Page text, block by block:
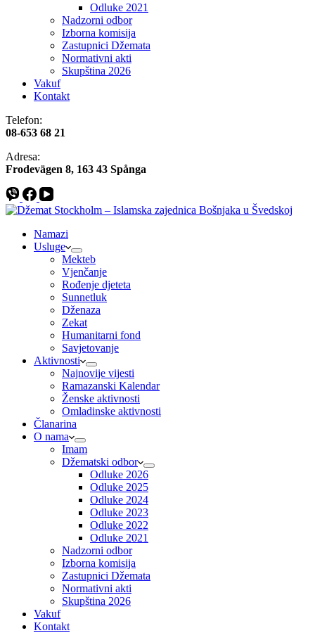
Odluke 2021
Nadzorni odbor
Izborna komisija
Zastupnici Džemata
Normativni akti
Skupština 2026
Vakuf
Kontakt
Telefon:
08-653 68 21
Adresa:
​​Frodevägen 8, 163 43 Spånga
Namazi
Usluge
Mekteb
Vjenčanje
Rođenje djeteta
Sunnetluk
Dženaza
Zekat
Humanitarni fond
Savjetovanje
Aktivnosti
Najnovije vijesti
Ramazanski Kalendar
Ženske aktivnosti
Omladinske aktivnosti
Članarina
O nama
Imam
Džematski odbor
Odluke 2026
Odluke 2025
Odluke 2024
Odluke 2023
Odluke 2022
Odluke 2021
Nadzorni odbor
Izborna komisija
Zastupnici Džemata
Normativni akti
Skupština 2026
Vakuf
Kontakt